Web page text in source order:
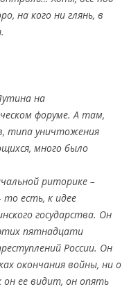
на кого ни глянь, в
на
форуме. А там,
типа уничтожения
много было
риторике –
то есть, к идее
государства. Он
пятнадцати
России. Он
окончания войны, ни о
он ее видит, он опять